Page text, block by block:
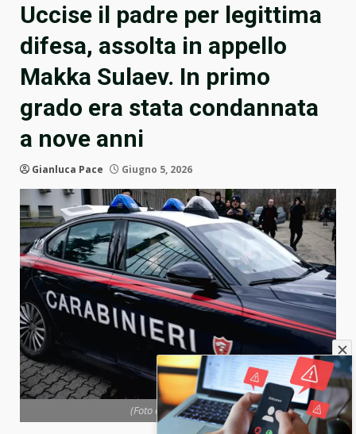
Uccise il padre per legittima
difesa, assolta in appello
Makka Sulaev. In primo
grado era stata condannata
a nove anni
Gianluca Pace Giugno 5, 2026
(Foto d'archivio Ansa)